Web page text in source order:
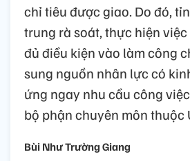
chỉ tiêu được giao. Do đó,
trung rà soát, thực hiện
đủ điều kiện vào làm công
sung nguồn nhân lực có
ứng ngay nhu cầu công
bộ phận chuyên môn thuộc
Bùi Như Trường Giang